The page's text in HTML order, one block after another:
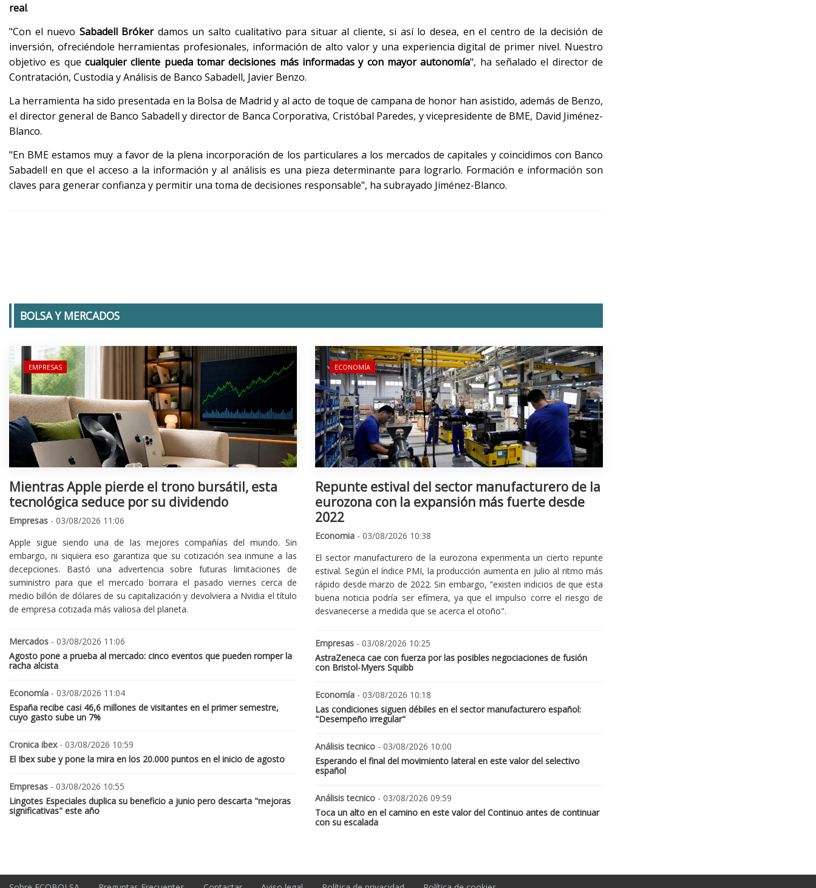
real.
"Con el nuevo Sabadell Brókerdamos un salto cualitativo para situar al cliente, si así lo desea, en el centro de la decisión de
inversión, ofreciéndole herramientas profesionales, información de alto valor y una experiencia digital de primer nivel. Nuestro
objetivo es que cualquier cliente pueda tomar decisiones más informadas y con mayor autonomía", ha señalado el director de
Contratación, Custodia y Análisis de Banco Sabadell, Javier Benzo.
La herramienta ha sido presentada en la Bolsa de Madrid y al acto de toque de campana de honor han asistido, además de Benzo,
el director general de Banco Sabadell y director de Banca Corporativa, Cristóbal Paredes, y vicepresidente de BME, David Jiménez-
Blanco.
"En BME estamos muy a favor de la plena incorporación de los particulares a los mercados de capitales y coincidimos con Banco
Sabadell en que el acceso a la información y al análisis es una pieza determinante para lograrlo. Formación e información son
claves para generar confianza y permitir una toma de decisiones responsable", ha subrayado Jiménez-Blanco.
BOLSA Y MERCADOS
EMPRESAS
Mientras Apple pierde el trono bursátil, esta
tecnológica seduce por su dividendo
Empresas - 03/08/2026 11:06
Apple sigue siendo una de las mejores compañías del mundo. Sin
embargo, ni siquiera eso garantiza que su cotización sea inmune a las
decepciones. Bastó una advertencia sobre futuras limitaciones de
suministro para que el mercado borrara el pasado viernes cerca de
medio billón de dólares de su capitalización y devolviera a Nvidia el título
de empresa cotizada más valiosa del planeta.
Mercados - 03/08/2026 11:06
Agosto pone a prueba al mercado: cinco eventos que pueden romper la
racha alcista
Economía - 03/08/2026 11:04
España recibe casi 46,6 millones de visitantes en el primer semestre,
cuyo gasto sube un 7%
Cronica ibex- 03/08/2026 10:59
El Ibex sube y pone la mira en los 20.000 puntos en el inicio de agosto
Empresas - 03/08/2026 10:55
Lingotes Especiales duplica su beneficio a junio pero descarta "mejoras
significativas" este año
ECONOMÍA
Repunte estival del sector manufacturero de la
eurozona con la expansión más fuerte desde
2022
Economia - 03/08/2026 10:38
El sector manufacturero de la eurozona experimenta un cierto repunte
estival. Según el índice PMI, la producción aumenta en julio al ritmo más
rápido desde marzo de 2022. Sin embargo, "existen indicios de que esta
buena noticia podría ser efímera, ya que el impulso corre el riesgo de
desvanecerse a medida que se acerca el otoño".
Empresas - 03/08/2026 10:25
AstraZeneca cae con fuerza por las posibles negociaciones de fusión
con Bristol-Myers Squibb
Economía - 03/08/2026 10:18
Las condiciones siguen débiles en el sector manufacturero español:
"Desempeño irregular"
Análisis tecnico - 03/08/2026 10:00
Esperando el final del movimiento lateral en este valor del selectivo
español
Análisis tecnico - 03/08/2026 09:59
Toca un alto en el camino en este valor del Continuo antes de continuar
con su escalada